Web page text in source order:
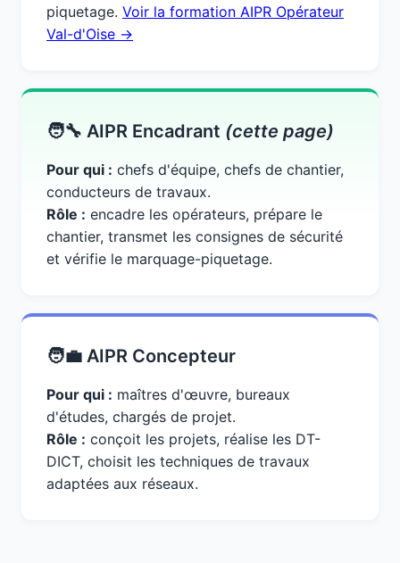
piquetage. Voir la formation AIPR Opérateur
Val-d'Oise →
🧑‍🔧 AIPR Encadrant (cette page)
Pour qui : chefs d'équipe, chefs de chantier,
conducteurs de travaux.
Rôle : encadre les opérateurs, prépare le
chantier, transmet les consignes de sécurité
et vérifie le marquage-piquetage.
🧑‍💼 AIPR Concepteur
Pour qui : maîtres d'œuvre, bureaux
d'études, chargés de projet.
Rôle : conçoit les projets, réalise les DT-
DICT, choisit les techniques de travaux
adaptées aux réseaux.